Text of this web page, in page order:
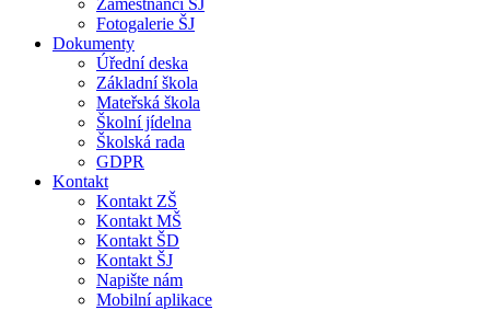
Zaměstnanci ŠJ
Fotogalerie ŠJ
Dokumenty
Úřední deska
Základní škola
Mateřská škola
Školní jídelna
Školská rada
GDPR
Kontakt
Kontakt ZŠ
Kontakt MŠ
Kontakt ŠD
Kontakt ŠJ
Napište nám
Mobilní aplikace